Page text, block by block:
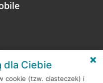
dla Ciebie
cookie (tzw. ciasteczek) i